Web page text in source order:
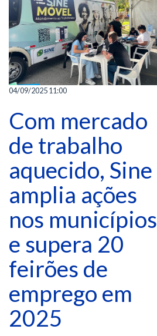
04/09/2025 11:00
Com mercado
de trabalho
aquecido, Sine
amplia ações
nos municípios
e supera 20
feirões de
emprego em
2025